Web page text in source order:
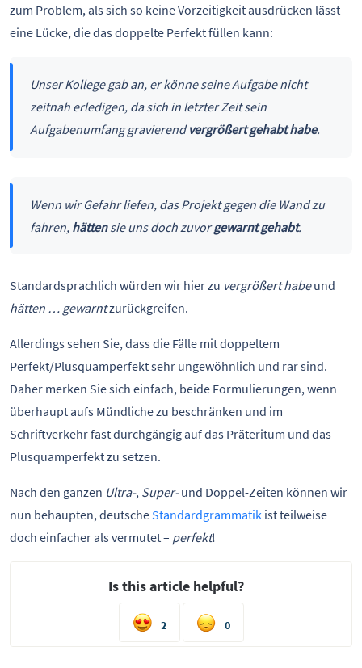
zum Problem, als sich so keine Vorzeitigkeit ausdrücken lässt –
eine Lücke, die das doppelte Perfekt füllen kann:
Unser Kollege gab an, er könne seine Aufgabe nicht
zeitnah erledigen, da sich in letzter Zeit sein
Aufgabenumfang gravierendvergrößert gehabt habe.
Wenn wir Gefahr liefen, das Projekt gegen die Wand zu
fahren, hättensie uns doch zuvorgewarnt gehabt.
Standardsprachlich würden wir hier zu vergrößert habeund
hätten … gewarntzurückgreifen.
Allerdings sehen Sie, dass die Fälle mit doppeltem
Perfekt/Plusquamperfekt sehr ungewöhnlich und rar sind.
Daher merken Sie sich einfach, beide Formulierungen, wenn
überhaupt aufs Mündliche zu beschränken und im
Schriftverkehr fast durchgängig auf das Präteritum und das
Plusquamperfekt zu setzen.
Nach den ganzen Ultra-, Super-und Doppel-Zeiten können wir
nun behaupten, deutsche Standardgrammatik ist teilweise
doch einfacher als vermutet – perfekt!
Is this article helpful?
2 0